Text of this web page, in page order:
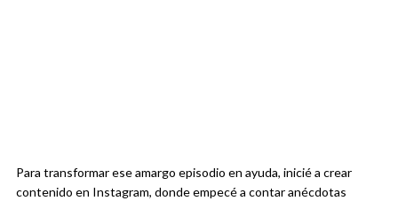
Para transformar ese amargo episodio en ayuda, inicié a crear
contenido en Instagram, donde empecé a contar anécdotas